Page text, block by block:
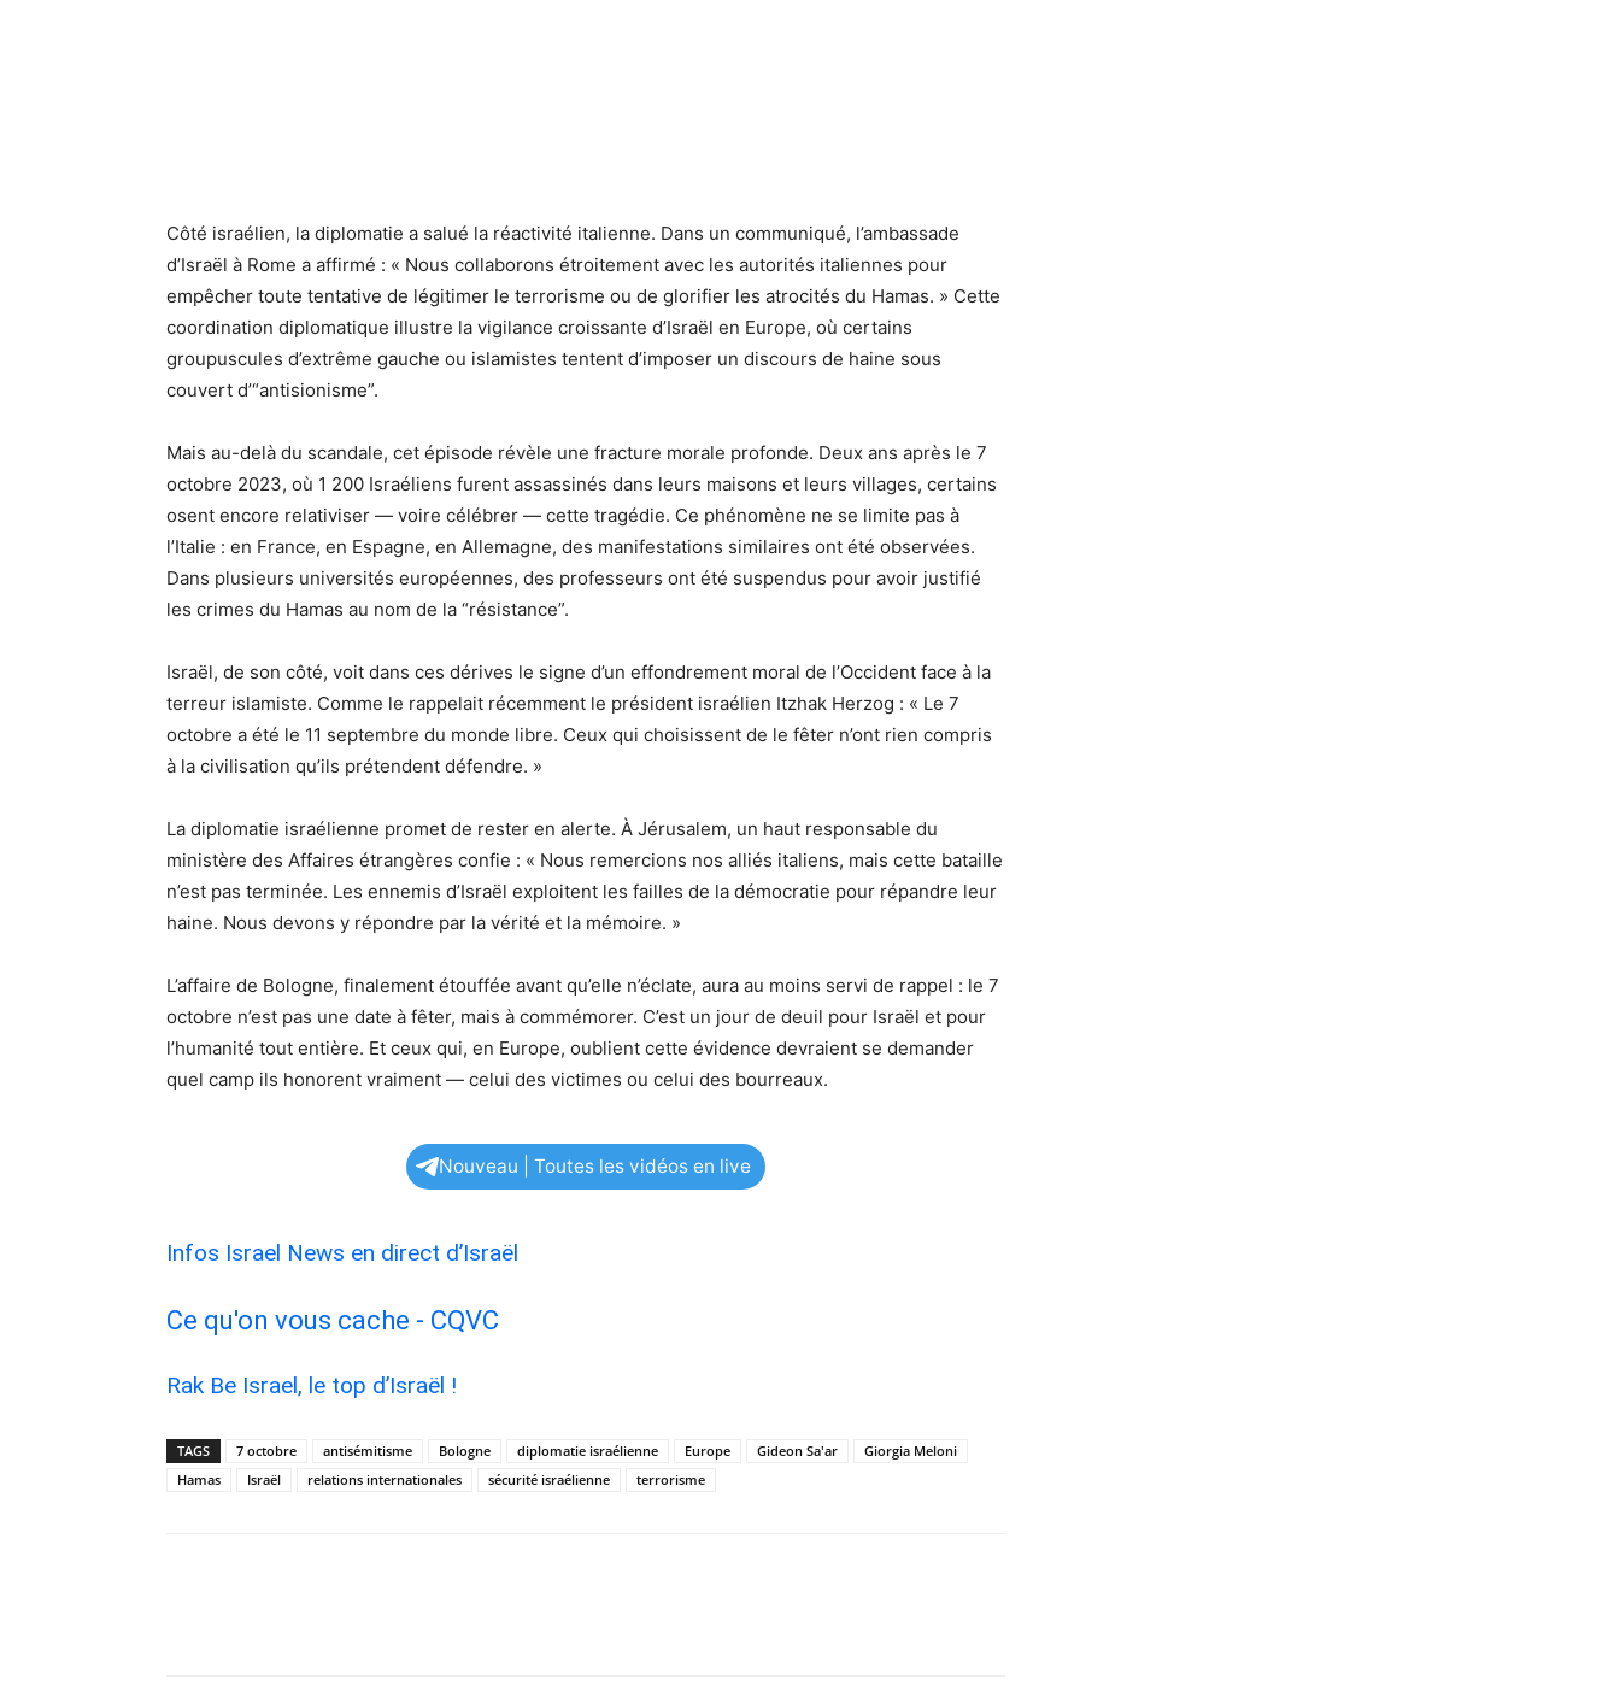
terreur islamiste. Comme le rappelait récemment le président israélien Itzhak Herzog : « Le 7
octobre a été le 11 septembre du monde libre. Ceux qui choisissent de le fêter n’ont rien compris
à la civilisation qu’ils prétendent défendre. »
La diplomatie israélienne promet de rester en alerte. À Jérusalem, un haut responsable du
ministère des Affaires étrangères confie : « Nous remercions nos alliés italiens, mais cette bataille
haine. Nous devons y répondre par la vérité et la mémoire. »
L’affaire de Bologne, finalement étouffée avant qu’elle n’éclate, aura au moins servi de rappel : le 7
octobre n’est pas une date à fêter, mais à commémorer. C’est un jour de deuil pour Israël et pour
l’humanité tout entière. Et ceux qui, en Europe, oublient cette évidence devraient se demander
quel camp ils honorent vraiment — celui des victimes ou celui des bourreaux.
Nouveau | Toutes les vidéos en live
Ce qu'on vous cache - CQVC
Rak Be Israel, le top d’Israël !
TAGS 7 octobre antisémitisme Bologne diplomatie israélienne Europe Gideon Sa'ar
Giorgia Meloni
Hamas
Israël relations internationales sécurité israélienne terrorisme
Israël : la militante espagnole du « Flottille de la
honte » arrêtée après avoir mordu une agente de
alxprss_sab